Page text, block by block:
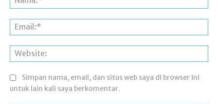
Simpan nama, email, dan situs web saya di browser ini
untuk lain kali saya berkomentar.